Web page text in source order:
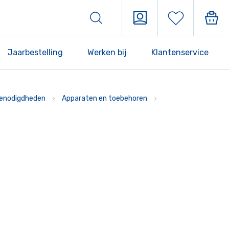
Jaarbestelling Werken bij Klantenservice
Apparaten en toebehoren